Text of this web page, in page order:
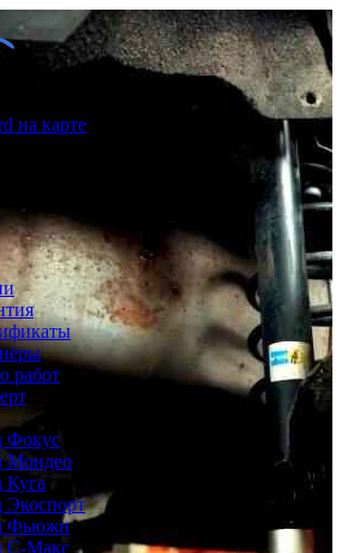
на карте
работ
Фокус
Мондео
Фьюжн
С-Макс